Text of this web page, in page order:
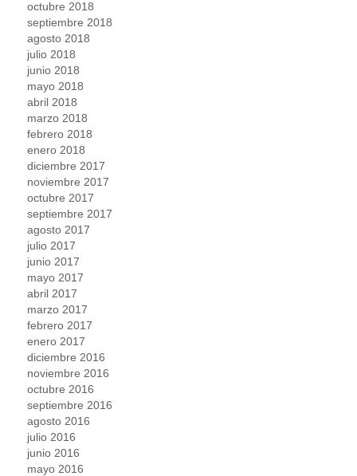
octubre 2018
septiembre 2018
agosto 2018
julio 2018
junio 2018
mayo 2018
abril 2018
marzo 2018
febrero 2018
enero 2018
diciembre 2017
noviembre 2017
octubre 2017
septiembre 2017
agosto 2017
julio 2017
junio 2017
mayo 2017
abril 2017
marzo 2017
febrero 2017
enero 2017
diciembre 2016
noviembre 2016
octubre 2016
septiembre 2016
agosto 2016
julio 2016
junio 2016
mayo 2016